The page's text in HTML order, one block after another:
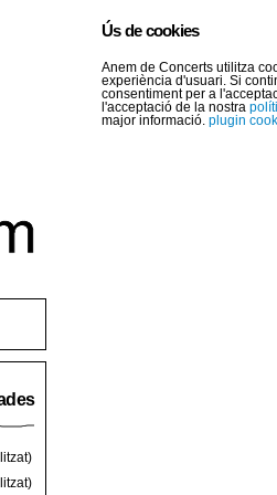
Ús de cookies
Anem de Concerts utilitza
experiència d'usuari. Si
consentiment per a
l'acceptació de la nostra
major informació. plugin